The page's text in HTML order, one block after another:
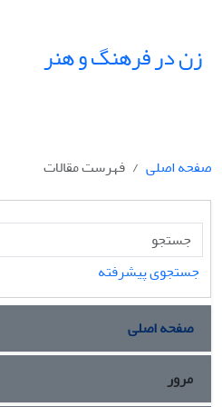
زن در فرهنگ و هنر
صفحه اصلی
فهرست مقالات
جستجوی پیشرفته
صفحه اصلی
مرور